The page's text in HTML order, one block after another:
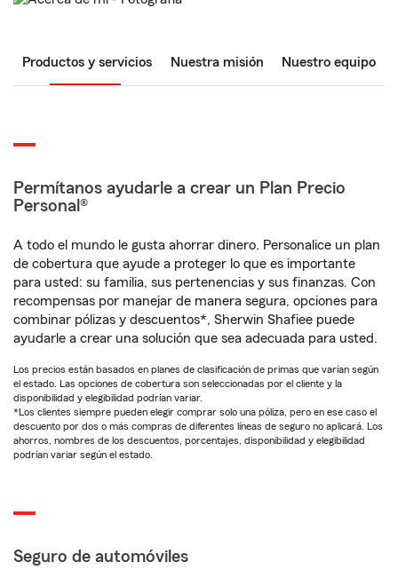
Productos y servicios Nuestra misión Nuestro equipo
Permítanos ayudarle a crear un Plan Precio
Personal®
A todo el mundo le gusta ahorrar dinero. Personalice un plan
de cobertura que ayude a proteger lo que es importante
para usted: su familia, sus pertenencias y sus finanzas. Con
recompensas por manejar de manera segura, opciones para
combinar pólizas y descuentos*, Sherwin Shafiee puede
ayudarle a crear una solución que sea adecuada para usted.
Los precios están basados en planes de clasificación de primas que varían según
el estado. Las opciones de cobertura son seleccionadas por el cliente y la
disponibilidad y elegibilidad podrían variar.
*Los clientes siempre pueden elegir comprar solo una póliza, pero en ese caso el
descuento por dos o más compras de diferentes líneas de seguro no aplicará. Los
ahorros, nombres de los descuentos, porcentajes, disponibilidad y elegibilidad
podrían variar según el estado.
Seguro de automóviles